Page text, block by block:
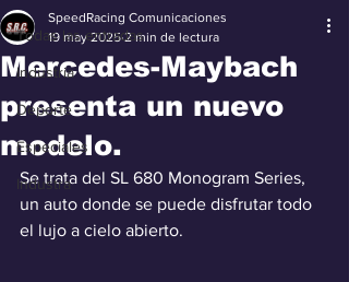
Todas las entradas
Industria
Deporte
Especiales
Industra
Mercedes-Maybach
presenta un nuevo
modelo.
SpeedRacing Comunicaciones
19 may 2025 2 min de lectura
Se trata del SL 680 Monogram Series,
un auto donde se puede disfrutar todo
el lujo a cielo abierto.